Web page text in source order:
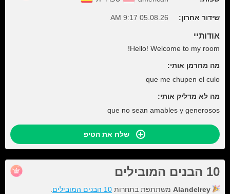
שידור אחרון: 05.08.26 9:17 AM
אודותיי
Hello! Welcome to my room!
מה מחרמן אותי:
que me chupen el culo
מה לא מדליק אותי:
que no sean amables y generosos
שלח את הטיפ
10 הבנים המובילים
Alandelrey משתתפת בתחרות 10 הבנים המובילים